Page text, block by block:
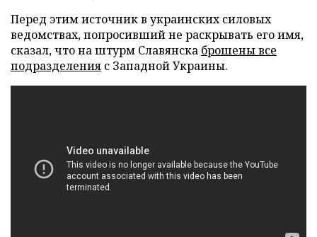
Перед этим источник в украинских силовых
ведомствах, попросивший не раскрывать его имя,
сказал, что на штурм Славянска брошены все
подразделения с Западной Украины.